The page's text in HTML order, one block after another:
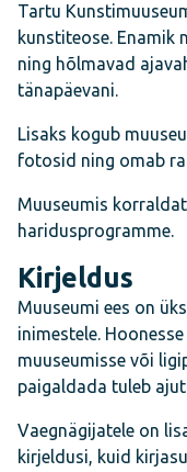
Tartu
kunstiteose. Enamik
ning hõlmavad
tänapäevani.
Lisaks kogub
fotosid ning omab
Muuseumis
haridusprogramme.
Kirjeldus
Muuseumi ees on
inimestele.
muuseumisse või
paigaldada tuleb
Vaegnägijatele on
kirjeldusi, kuid